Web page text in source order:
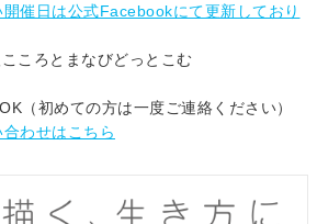
催日は公式Facebookにて更新しており
ころとまなびどっとこむ
（初めての方は一度ご連絡ください）
わせはこちら